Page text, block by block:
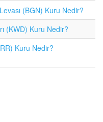
(BGN) Kuru Nedir?
(KWD) Kuru Nedir?
Kuru Nedir?